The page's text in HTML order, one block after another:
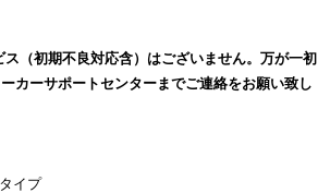
（初期不良対応含）はございません。万が一初
カーサポートセンターまでご連絡をお願い致し
イプ